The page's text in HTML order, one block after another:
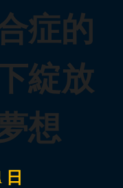
症的
綻放
想
日